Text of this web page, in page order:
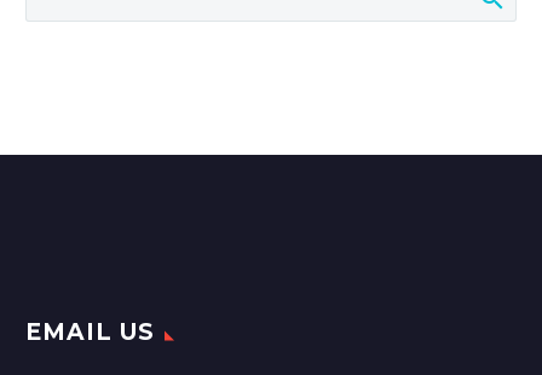
sed odio sit amet nibh vulputate
EMAIL US